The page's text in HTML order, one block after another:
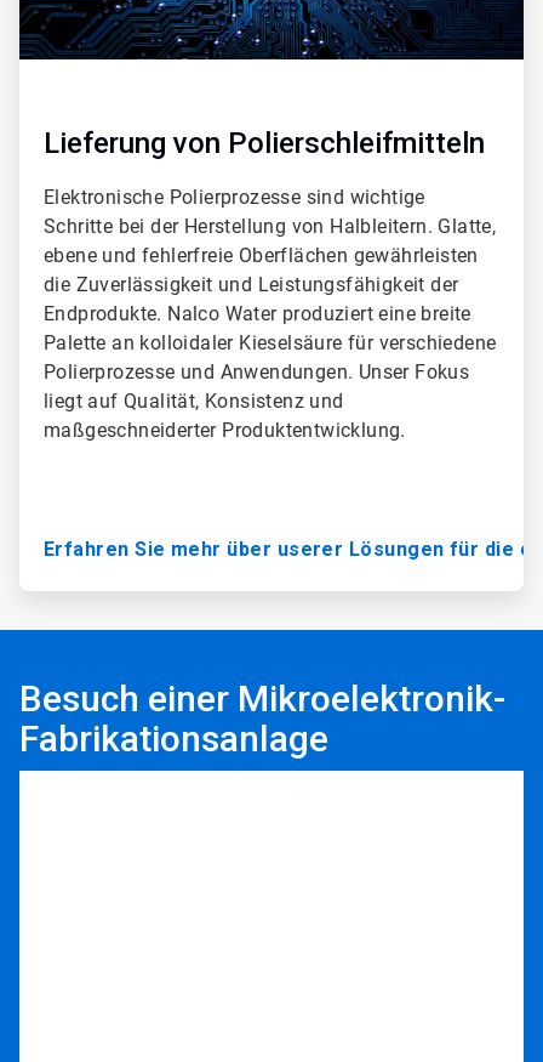
Lieferung von Polierschleifmitteln
Elektronische Polierprozesse sind wichtige
Schritte bei der Herstellung von Halbleitern. Glatte,
ebene und fehlerfreie Oberflächen gewährleisten
die Zuverlässigkeit und Leistungsfähigkeit der
Endprodukte. Nalco Water produziert eine breite
Palette an kolloidaler Kieselsäure für verschiedene
Polierprozesse und Anwendungen. Unser Fokus
liegt auf Qualität, Konsistenz und
maßgeschneiderter Produktentwicklung.
Erfahren Sie mehr über userer Lösungen für die
Besuch einer Mikroelektronik-
Fabrikationsanlage